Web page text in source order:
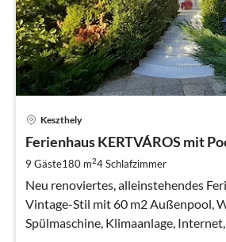
Keszthely
Ferienhaus KERTVÁROS mit
9 Gäste180 m24Schlafzimmer
Neu renoviertes, alleinstehendes
Vintage-Stil mit 60 m2 Außenpool,
Spülmaschine, Klimaanlage,